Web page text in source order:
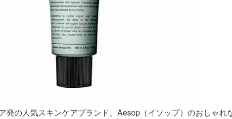
発の人気スキンケアブランド、Aesop（イソップ）のおしゃれ